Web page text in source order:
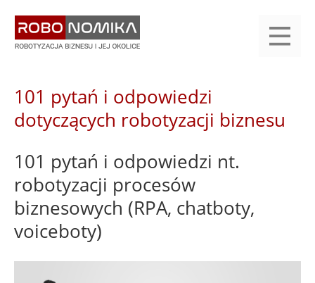
treści
yasne
main
menu
101 pytań i odpowiedzi
dotyczących robotyzacji biznesu
101 pytań i odpowiedzi nt.
robotyzacji procesów
biznesowych (RPA, chatboty,
voiceboty)